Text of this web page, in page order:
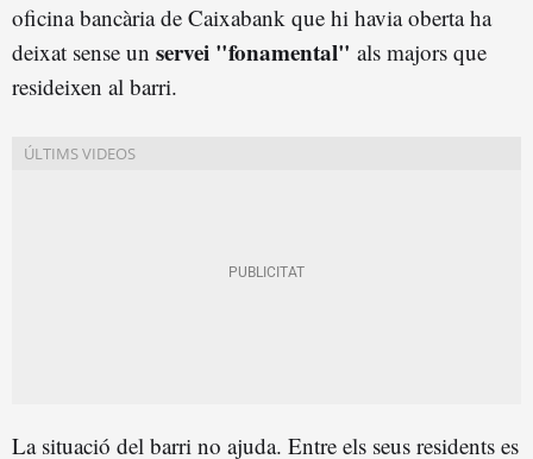
oficina bancària de Caixabank que hi havia oberta ha
deixat sense un servei "fonamental" als majors que
resideixen al barri.
La situació del barri no ajuda. Entre els seus residents es